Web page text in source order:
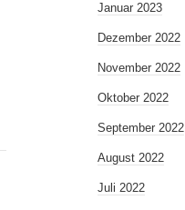
Januar 2023
Dezember 2022
November 2022
Oktober 2022
September 2022
August 2022
Juli 2022